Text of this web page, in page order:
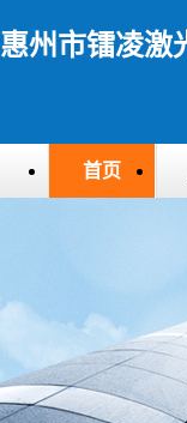
惠州市镭凌激
首页